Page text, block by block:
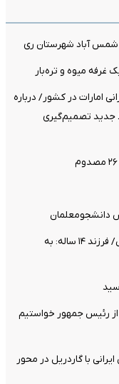
آباد شهرستان ری
امارات در کشور/ درباره
جدید تصمیم‌گیری
دانشجومعلمان
فاش شدن راز مرگ مرد ۷۲ ساله در تهرانپارس/ فرزند ۱۴ ساله: به
رئیس جمهور خواستیم
با گاردریل در محور